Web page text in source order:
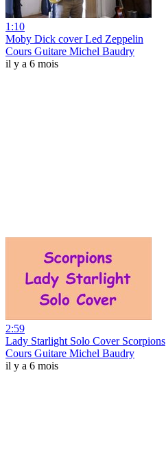
1:10
Moby Dick cover Led Zeppelin
Cours Guitare Michel Baudry
il y a 6 mois
2:59
Lady Starlight Solo Cover Scorpions
Cours Guitare Michel Baudry
il y a 6 mois